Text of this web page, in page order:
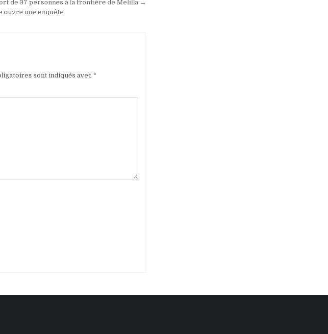
de 37 personnes à la frontière de Melilla →
ouvre une enquête
sont indiqués avec *